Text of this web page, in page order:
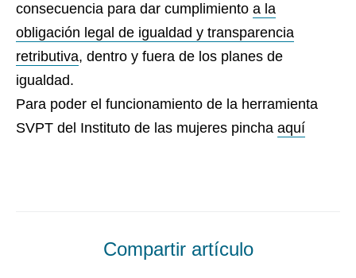
consecuencia para dar cumplimiento a la
obligación legal de igualdad y transparencia
retributiva, dentro y fuera de los planes de
igualdad.
Para poder el funcionamiento de la herramienta
SVPT del Instituto de las mujeres pincha aquí
Compartir artículo